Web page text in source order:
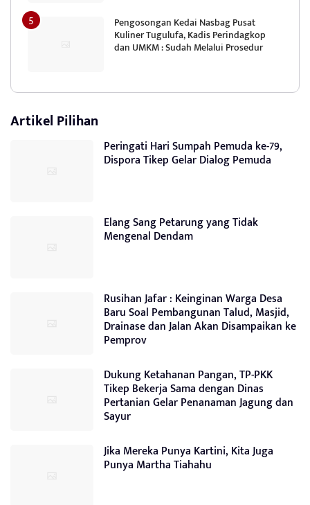
Pengosongan Kedai Nasbag Pusat
Kuliner Tugulufa, Kadis Perindagkop
dan UMKM : Sudah Melalui Prosedur
Artikel Pilihan
Peringati Hari Sumpah Pemuda ke-79,
Dispora Tikep Gelar Dialog Pemuda
Elang Sang Petarung yang Tidak
Mengenal Dendam
Rusihan Jafar : Keinginan Warga Desa
Baru Soal Pembangunan Talud, Masjid,
Drainase dan Jalan Akan Disampaikan ke
Pemprov
Dukung Ketahanan Pangan, TP-PKK
Tikep Bekerja Sama dengan Dinas
Pertanian Gelar Penanaman Jagung dan
Sayur
Jika Mereka Punya Kartini, Kita Juga
Punya Martha Tiahahu